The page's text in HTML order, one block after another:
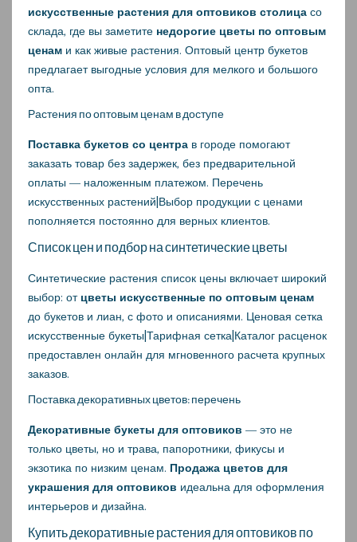
искусственные растения для оптовиков столица со
склада, где вы заметите недорогие цветы по оптовым
ценам и как живые растения. Оптовый центр букетов
предлагает выгодные условия для мелкого и большого
опта.
Растения по оптовым ценам в доступе
Поставка букетов со центра в городе помогают
заказать товар без задержек, без предварительной
оплаты — наложенным платежом. Перечень
искусственных растений|Выбор продукции с ценами
пополняется постоянно для верных клиентов.
Список цен и подбор на синтетические цветы
Синтетические растения список цены включает широкий
выбор: от цветы искусственные по оптовым ценам
до букетов и лиан, с фото и описаниями. Ценовая сетка
искусственные букеты|Тарифная сетка|Каталог расценок
предоставлен онлайн для мгновенного расчета крупных
заказов.
Поставка декоративных цветов: перечень
Декоративные букеты для оптовиков — это не
только цветы, но и трава, папоротники, фикусы и
экзотика по низким ценам. Продажа цветов для
украшения для оптовиков идеальна для оформления
интерьеров и дизайна.
Купить декоративные растения для оптовиков по